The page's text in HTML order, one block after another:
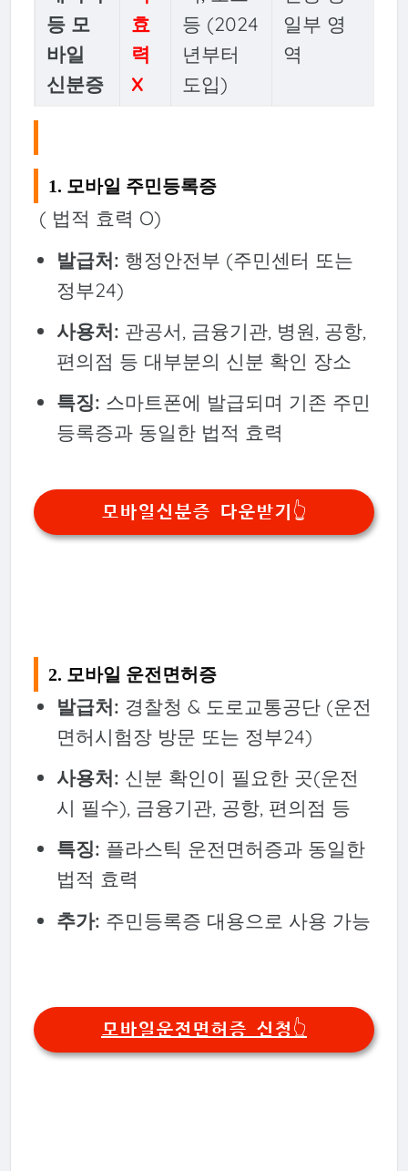
등 모
바일
신분증
효
력
X
등 (2024
년부터
도입)
일부 영
역
1. 모바일 주민등록증
( 법적 효력 O)
발급처: 행정안전부 (주민센터 또는
정부24)
사용처: 관공서, 금융기관, 병원, 공항,
편의점 등 대부분의 신분 확인 장소
특징: 스마트폰에 발급되며 기존 주민
등록증과 동일한 법적 효력
모바일신분증 다운받기👆
2. 모바일 운전면허증
발급처: 경찰청 & 도로교통공단 (운전
면허시험장 방문 또는 정부24)
사용처: 신분 확인이 필요한 곳(운전
시 필수), 금융기관, 공항, 편의점 등
특징: 플라스틱 운전면허증과 동일한
법적 효력
추가: 주민등록증 대용으로 사용 가능
모바일운전면허증 신청👆